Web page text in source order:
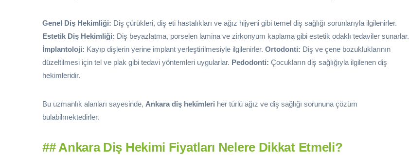
Genel Diş Hekimliği: Diş çürükleri, diş eti hastalıkları ve ağız hijyeni gibi temel diş sağlığı sorunlarıyla ilgilenirler.
Estetik Diş Hekimliği: Diş beyazlatma, porselen lamina ve zirkonyum kaplama gibi estetik odaklı tedaviler sunarlar.
İmplantoloji: Kayıp dişlerin yerine implant yerleştirilmesiyle ilgilenirler. Ortodonti: Diş ve çene bozukluklarının
düzeltilmesi için tel ve plak gibi tedavi yöntemleri uygularlar. Pedodonti: Çocukların diş sağlığıyla ilgilenen diş
hekimleridir.
Bu uzmanlık alanları sayesinde, Ankara diş hekimleri her türlü ağız ve diş sağlığı sorununa çözüm
bulabilmektedirler.
## Ankara Diş Hekimi Fiyatları Nelere Dikkat Etmeli?